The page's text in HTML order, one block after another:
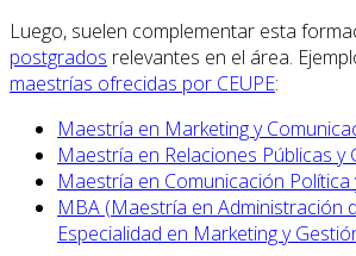
Luego, suelen complementar esta
postgrados relevantes en el área.
maestrías ofrecidas por CEUPE:
Maestría en Marketing y
Maestría en Relaciones Públicas y
Maestría en Comunicación
MBA (Maestría en Administración
Especialidad en Marketing y